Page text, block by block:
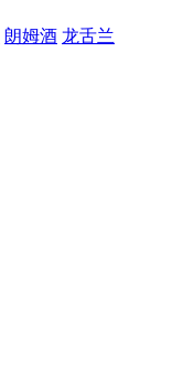
朗姆酒 龙舌兰